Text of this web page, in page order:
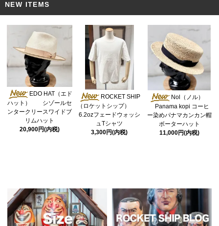
NEW ITEMS
EDO HAT（エド
ハット） シゾールセ
ンタークリースワイドブ
リムハット
20,900円(内税)
ROCKET SHIP
（ロケットシップ）
6.2ozフェードウォッシ
ュTシャツ
3,300円(内税)
Nol（ノル）
Panama kopi コーヒ
ー染めパナマカンカン帽
ボーターハット
11,000円(内税)